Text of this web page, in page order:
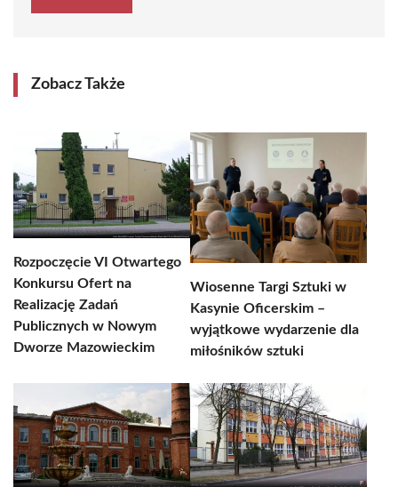
Zobacz Także
Rozpoczęcie VI Otwartego
Konkursu Ofert na
Realizację Zadań
Publicznych w Nowym
Dworze Mazowieckim
Wiosenne Targi Sztuki w
Kasynie Oficerskim –
wyjątkowe wydarzenie dla
miłośników sztuki